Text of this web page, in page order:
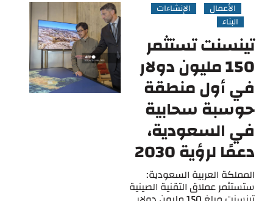
الأعمال
الإنشاءات
البناء
تينسنت تستثمر
150 مليون دولار
في أول منطقة
حوسبة سحابية
في السعودية،
دعمًا لرؤية 2030
المملكة العربية السعودية:
ستستثمر عملاق التقنية الصينية